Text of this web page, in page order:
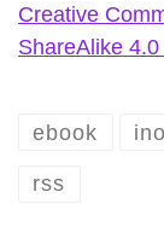
Creative
ShareAlike
ebook
rss